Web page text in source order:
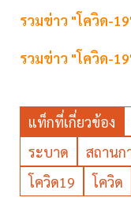
รวมข่าว "โควิด-
รวมข่าว "โควิด-
แท็กที่เกี่ยวข้อง
ระบาด
สถานก
โควิด19
โควิด